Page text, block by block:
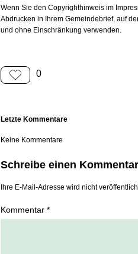
Wenn Sie den Copyrighthinweis im
Abdrucken in Ihrem Gemeindebrief, auf
und ohne Einschränkung verwenden.
0
Letzte Kommentare
Keine Kommentare
Schreibe einen Kommentar
Ihre E-Mail-Adresse wird nicht
Kommentar *